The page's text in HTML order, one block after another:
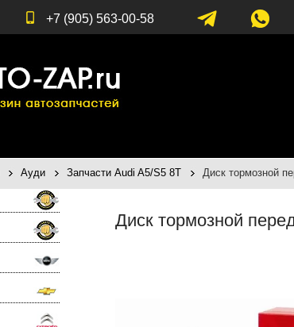
+7 (905) 563-00-58
Ауди Запчасти Audi A5/S5 8T Диск тормозной
Диск тормозной